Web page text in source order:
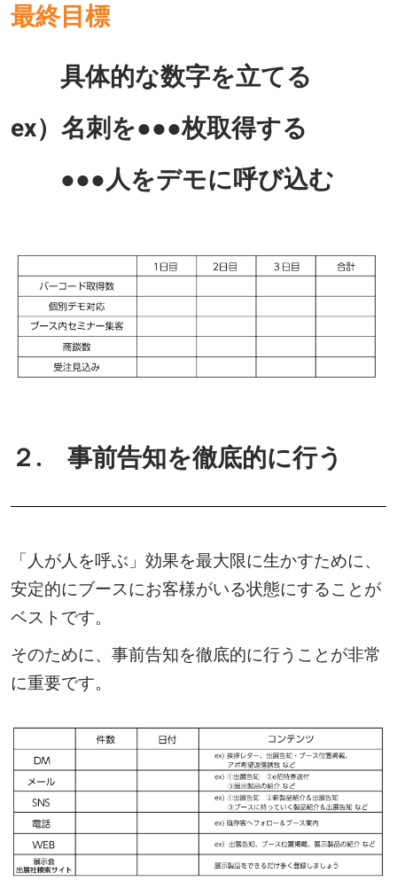
最終目標
具体的な数字を立てる
ex）名刺を●●●枚取得する
●●●人をデモに呼び込む
２. 事前告知を徹底的に行う
「人が人を呼ぶ」効果を最大限に生かすために、
安定的にブースにお客様がいる状態にすることが
ベストです。
そのために、事前告知を徹底的に行うことが非常
に重要です。